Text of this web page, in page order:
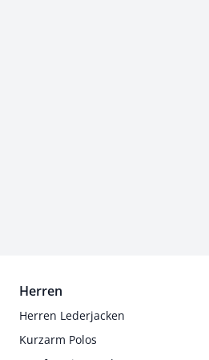
Herren
Herren Lederjacken
Kurzarm Polos